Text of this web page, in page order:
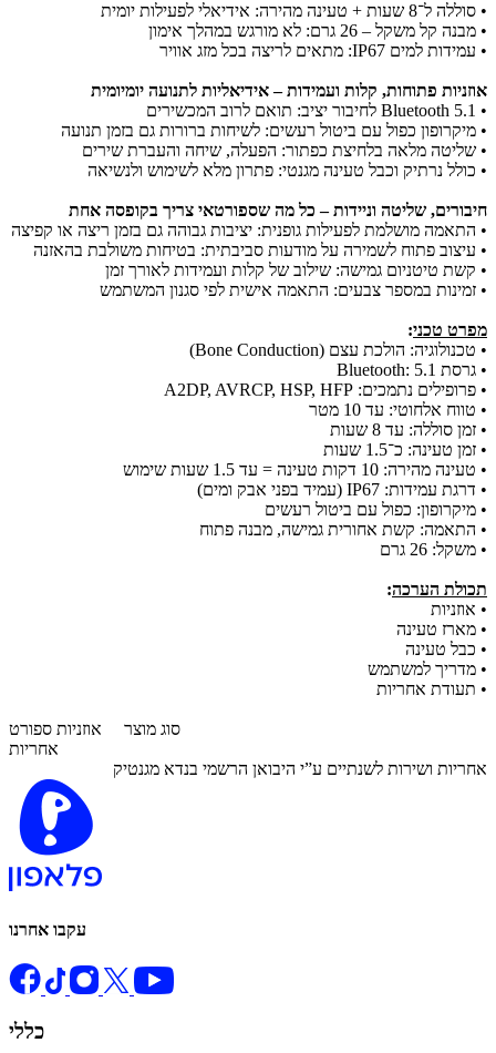
• סוללה ל־8 שעות + טעינה מהירה: אידיאלי לפעילות יומית
• מבנה קל משקל – 26 גרם: לא מורגש במהלך אימון
• עמידות למים IP67: מתאים לריצה בכל מזג אוויר
אוזניות פתוחות, קלות ועמידות – אידיאליות לתנועה יומיומית
• Bluetooth 5.1 לחיבור יציב: תואם לרוב המכשירים
• מיקרופון כפול עם ביטול רעשים: לשיחות ברורות גם בזמן תנועה
• שליטה מלאה בלחיצת כפתור: הפעלה, שיחה והעברת שירים
• כולל נרתיק וכבל טעינה מגנטי: פתרון מלא לשימוש ולנשיאה
חיבורים, שליטה וניידות – כל מה שספורטאי צריך בקופסה אחת
• התאמה מושלמת לפעילות גופנית: יציבות גבוהה גם בזמן ריצה או קפיצה
• עיצוב פתוח לשמירה על מודעות סביבתית: בטיחות משולבת בהאזנה
• קשת טיטניום גמישה: שילוב של קלות ועמידות לאורך זמן
• זמינות במספר צבעים: התאמה אישית לפי סגנון המשתמש
מפרט טכני:
• טכנולוגיה: הולכת עצם (Bone Conduction)
• גרסת Bluetooth: 5.1
• פרופילים נתמכים: A2DP, AVRCP, HSP, HFP
• טווח אלחוטי: עד 10 מטר
• זמן סוללה: עד 8 שעות
• זמן טעינה: כ־1.5 שעות
• טעינה מהירה: 10 דקות טעינה = עד 1.5 שעות שימוש
• דרגת עמידות: IP67 (עמיד בפני אבק ומים)
• מיקרופון: כפול עם ביטול רעשים
• התאמה: קשת אחורית גמישה, מבנה פתוח
• משקל: 26 גרם
תכולת הערכה:
• אוזניות
• מארז טעינה
• כבל טעינה
• מדריך למשתמש
• תעודת אחריות
סוג מוצר אוזניות ספורט
אחריות
אחריות ושירות לשנתיים ע”י היבואן הרשמי בנדא מגנטיק
עקבו אחרנו
כללי